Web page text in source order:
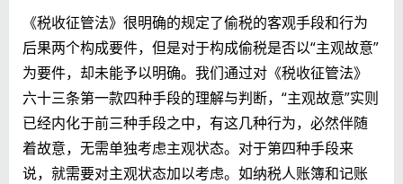
《税收征管法》很明确的规定了偷税的客观手段和行为
后果两个构成要件，但是对于构成偷税是否以“主观故意”
为要件，却未能予以明确。我们通过对《税收征管法》
六十三条第一款四种手段的理解与判断，“主观故意”实则
已经内化于前三种手段之中，有这几种行为，必然伴随
着故意，无需单独考虑主观状态。对于第四种手段来
说，就需要对主观状态加以考虑。如纳税人账簿和记账